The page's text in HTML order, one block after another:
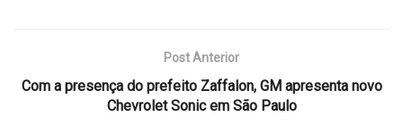
Post Anterior
Com a presença do prefeito Zaffalon, GM apresenta novo
Chevrolet Sonic em São Paulo